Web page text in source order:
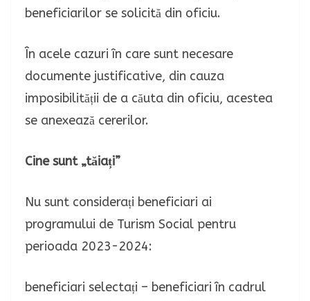
beneficiarilor se solicită din oficiu.
În acele cazuri în care sunt necesare
documente justificative, din cauza
imposibilității de a căuta din oficiu, acestea
se anexează cererilor.
Cine sunt „tăiați”
Nu sunt considerați beneficiari ai
programului de Turism Social pentru
perioada 2023-2024:
beneficiari selectați – beneficiari în cadrul